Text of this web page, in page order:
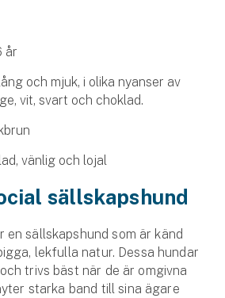
år
och mjuk, i olika nyanser av
vit, svart och choklad.
vänlig och lojal
sällskaps­hund
en sällskapshund som är känd
lekfulla natur. Dessa hundar
trivs bäst när de är omgivna
starka band till sina ägare